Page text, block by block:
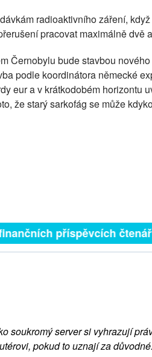
radioaktivního záření,
pracovat maximálně dvě
Černobylu bude stavbou
podle koordinátora německé
eur a v krátkodobém horizontu
že starý sarkofág se může
příspěvcích
soukromý server si vyhrazují
pokud to uznají za důvodné.